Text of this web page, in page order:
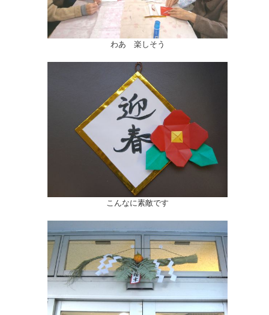
わあ 楽しそう
こんなに素敵です